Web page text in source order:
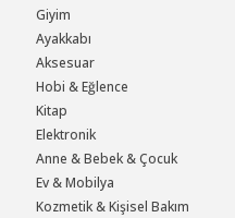
Giyim
Ayakkabı
Aksesuar
Hobi & Eğlence
Kitap
Elektronik
Anne & Bebek & Çocuk
Ev & Mobilya
Kozmetik & Kişisel Bakım